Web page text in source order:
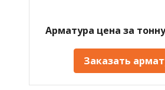
Арматура цена за
Заказать